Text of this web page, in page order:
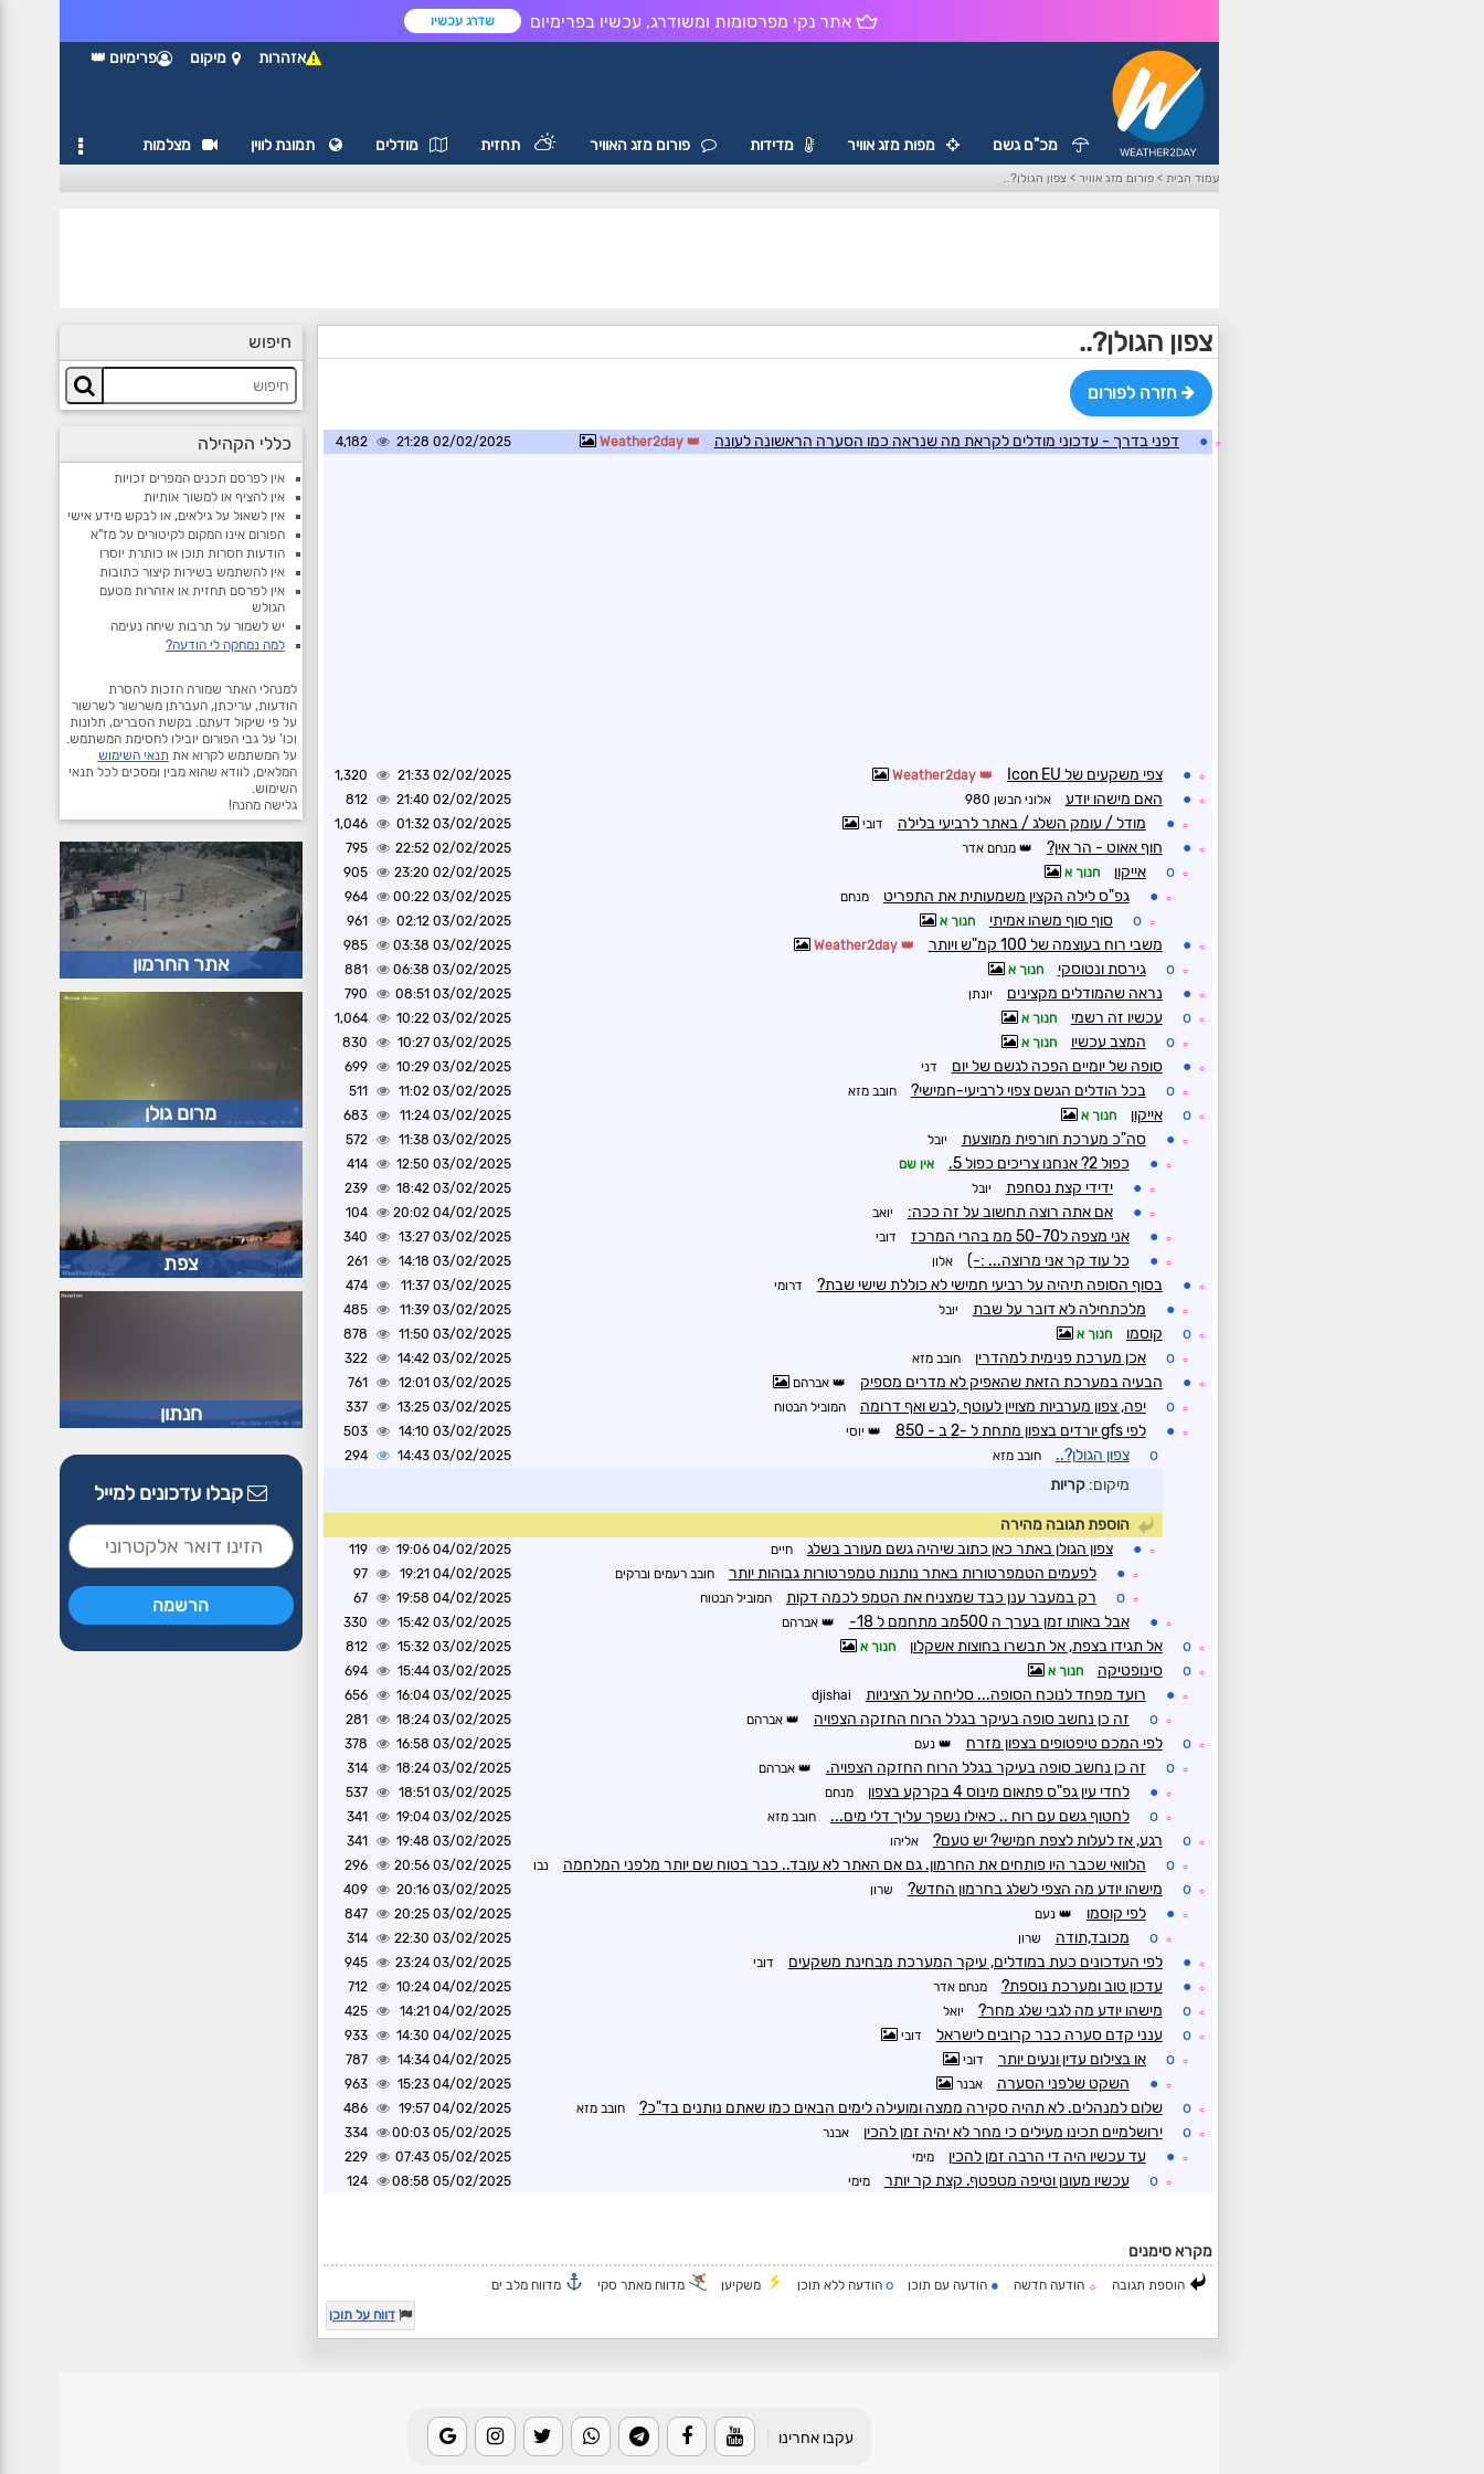
אתר נקי מפרסומות ומשודרג, עכשיו בפרימיום שדרג עכשיו
אזהרות מיקום פרימיום 👑
מכ"ם גשם מפות מזג אוויר מדידות פורום מזג האוויר תחזית מודלים תמונת לווין מצלמות
עמוד הבית >פורום מזג אוויר >צפון הגולן?..
צפון הגולן?..
חזרה לפורום
☼
● דפני בדרך - עדכוני מודלים לקראת מה שנראה כמו הסערה הראשונה לעונה Weather2day
02/02/2025 21:28
4,182
☼
● צפי משקעים של Icon EU Weather2day
02/02/2025 21:33
1,320
☼
● האם מישהו יודע אלוני הבשן 980 02/02/2025 21:40
812
☼
● מודל / עומק השלג / באתר לרביעי בלילה דובי 03/02/2025 01:32
1,046
☼
● חוף אאוט - הר אין? מנחם אדר 02/02/2025 22:52
795
☼
o אייקון חנוך א 02/02/2025 23:20
905
☼
● גפ"ס לילה הקצין משמעותית את התפריט מנחם 03/02/2025 00:22
964
☼
o סוף סוף משהו אמיתי חנוך א 03/02/2025 02:12
961
☼
● משבי רוח בעוצמה של 100 קמ"ש ויותר Weather2day
03/02/2025 03:38
985
☼
o גירסת ונטוסקי חנוך א 03/02/2025 06:38
881
☼
● נראה שהמודלים מקצינים יונתן 03/02/2025 08:51
790
☼
o עכשיו זה רשמי חנוך א 03/02/2025 10:22
1,064
☼
o המצב עכשיו חנוך א 03/02/2025 10:27
830
☼
● סופה של יומיים הפכה לגשם של יום דני 03/02/2025 10:29
699
☼
o בכל הודלים הגשם צפוי לרביעי-חמישי? חובב מזא 03/02/2025 11:02
511
☼
o אייקון חנוך א 03/02/2025 11:24
683
☼
● סה"כ מערכת חורפית ממוצעת יובל 03/02/2025 11:38
572
☼
● כפול 2? אנחנו צריכים כפול 5. אין שם 03/02/2025 12:50
414
☼
● ידידי קצת נסחפת יובל 03/02/2025 18:42
239
☼
● אם אתה רוצה תחשוב על זה ככה: יואב 04/02/2025 20:02
104
☼
● אני מצפה ל50-70 ממ בהרי המרכז דובי 03/02/2025 13:27
340
☼
● כל עוד קר אני מרוצה... :-) אלון 03/02/2025 14:18
261
☼
● בסוף הסופה תיהיה על רביעי חמישי לא כוללת שישי שבת? דרומי 03/02/2025 11:37
474
☼
● מלכתחילה לא דובר על שבת יובל 03/02/2025 11:39
485
☼
o קוסמו חנוך א 03/02/2025 11:50
878
☼
o אכן מערכת פנימית למהדרין חובב מזא 03/02/2025 14:42
322
☼
● הבעיה במערכת הזאת שהאפיק לא מדרים מספיק אברהם 03/02/2025 12:01
761
☼
o יפה, צפון מערביות מצויין לעוטף ,לבש ואף דרומה המוביל הבטוח 03/02/2025 13:25
337
☼
● לפי gfs יורדים בצפון מתחת ל -2 ב - 850 יוסי 03/02/2025 14:10
503
o צפון הגולן?.. חובב מזא 03/02/2025 14:43
294
מיקום:קריות
הוספת תגובה מהירה
☼
● צפון הגולן באתר כאן כתוב שיהיה גשם מעורב בשלג חיים 04/02/2025 19:06
119
☼
● לפעמים הטמפרטורות באתר נותנות טמפרטורות גבוהות יותר חובב רעמים וברקים 04/02/2025 19:21
97
☼
o רק במעבר ענן כבד שמצניח את הטמפ לכמה דקות המוביל הבטוח 04/02/2025 19:58
67
☼
● אבל באותו זמן בערך ה 500מב מתחמם ל 18- אברהם 03/02/2025 15:42
330
☼
o אל תגידו בצפת, אל תבשרו בחוצות אשקלון חנוך א 03/02/2025 15:32
812
☼
o סינופטיקה חנוך א 03/02/2025 15:44
694
☼
● רועד מפחד לנוכח הסופה... סליחה על הציניות djishai
03/02/2025 16:04
656
☼
o זה כן נחשב סופה בעיקר בגלל הרוח החזקה הצפויה אברהם 03/02/2025 18:24
281
☼
o לפי המכם טיפטופים בצפון מזרח נעם 03/02/2025 16:58
378
☼
o זה כן נחשב סופה בעיקר בגלל הרוח החזקה הצפויה. אברהם 03/02/2025 18:24
314
☼
● לחדי עין גפ"ס פתאום מינוס 4 בקרקע בצפון מנחם 03/02/2025 18:51
537
☼
o לחטוף גשם עם רוח .. כאילו נשפך עליך דלי מים... חובב מזא 03/02/2025 19:04
341
☼
o רגע, אז לעלות לצפת חמישי? יש טעם? אליהו 03/02/2025 19:48
341
☼
o הלוואי שכבר היו פותחים את החרמון. גם אם האתר לא עובד.. כבר בטוח שם יותר מלפני המלחמה נבו 03/02/2025 20:56
296
☼
o מישהו יודע מה הצפי לשלג בחרמון החדש? שרון 03/02/2025 20:16
409
☼
● לפי קוסמו נעם 03/02/2025 20:25
847
☼
o מכובד,תודה שרון 03/02/2025 22:30
314
☼
● לפי העדכונים כעת במודלים, עיקר המערכת מבחינת משקעים דובי 03/02/2025 23:24
945
☼
● עדכון טוב ומערכת נוספת? מנחם אדר 04/02/2025 10:24
712
☼
o מישהו יודע מה לגבי שלג מחר? יואל 04/02/2025 14:21
425
☼
o ענני קדם סערה כבר קרובים לישראל דובי 04/02/2025 14:30
933
☼
o או בצילום עדין ונעים יותר דובי 04/02/2025 14:34
787
☼
● השקט שלפני הסערה אבנר 04/02/2025 15:23
963
☼
o שלום למנהלים. לא תהיה סקירה ממצה ומועילה לימים הבאים כמו שאתם נותנים בד"כ? חובב מזא 04/02/2025 19:57
486
☼
o ירושלמיים תכינו מעילים כי מחר לא יהיה זמן להכין אבנר 05/02/2025 00:03
334
☼
● עד עכשיו היה די הרבה זמן להכין מימי 05/02/2025 07:43
229
☼
o עכשיו מעונן וטיפה מטפטף. קצת קר יותר מימי 05/02/2025 08:58
124
מקרא סימנים
הוספת תגובה ☼ הודעה חדשה ● הודעה עם תוכן o הודעה ללא תוכן משקיען מדווח מאתר סקי
מדווח מלב ים
דווח על תוכן
חיפוש
כללי הקהילה
אין לפרסם תכנים המפרים זכויות
אין להציף או למשוך אותיות
אין לשאול על גילאים, או לבקש מידע אישי
הפורום אינו המקום לקיטורים על מז"א
הודעות חסרות תוכן או כותרת יוסרו
אין להשתמש בשירות קיצור כתובות
אין לפרסם תחזית או אזהרות מטעם
הגולש
יש לשמור על תרבות שיחה נעימה
למה נמחקה לי הודעה?
למנהלי האתר שמורה הזכות להסרת
הודעות, עריכתן, העברתן משרשור לשרשור
על פי שיקול דעתם. בקשת הסברים, תלונות
וכו' על גבי הפורום יובילו לחסימת המשתמש.
על המשתמש לקרוא את תנאי השימוש
המלאים, לוודא שהוא מבין ומסכים לכל תנאי
השימוש.
גלישה מהנה!
אתר החרמון
מרום גולן
צפת
חנתון
קבלו עדכונים למייל
עקבו אחרינו